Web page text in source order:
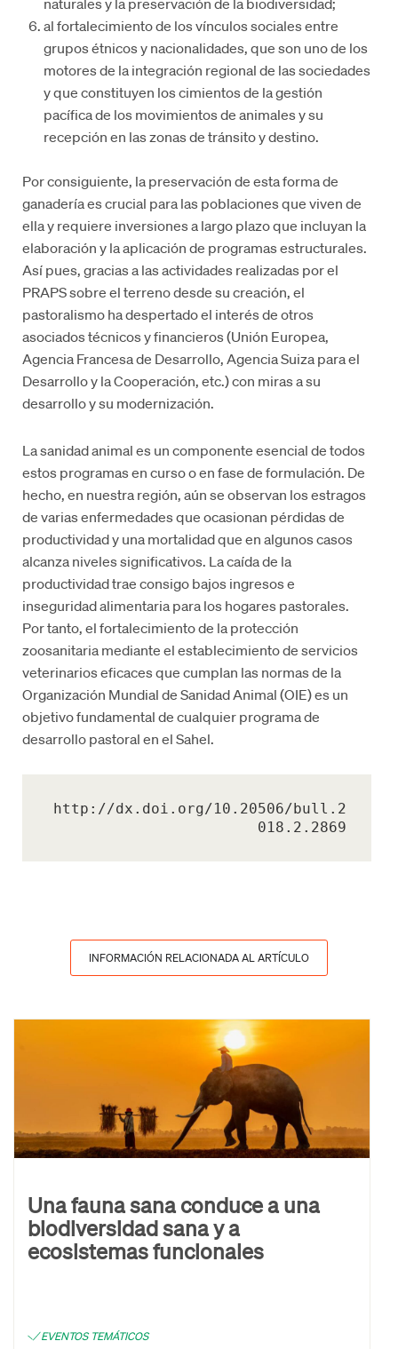
al fortalecimiento de los vínculos sociales entre
grupos étnicos y nacionalidades, que son uno de los
motores de la integración regional de las sociedades
y que constituyen los cimientos de la gestión
pacífica de los movimientos de animales y su
recepción en las zonas de tránsito y destino.
Por consiguiente, la preservación de esta forma de
ganadería es crucial para las poblaciones que viven de
ella y requiere inversiones a largo plazo que incluyan la
elaboración y la aplicación de programas estructurales.
Así pues, gracias a las actividades realizadas por el
PRAPS sobre el terreno desde su creación, el
pastoralismo ha despertado el interés de otros
asociados técnicos y financieros (Unión Europea,
Agencia Francesa de Desarrollo, Agencia Suiza para el
Desarrollo y la Cooperación, etc.) con miras a su
desarrollo y su modernización.
La sanidad animal es un componente esencial de todos
estos programas en curso o en fase de formulación. De
hecho, en nuestra región, aún se observan los estragos
de varias enfermedades que ocasionan pérdidas de
productividad y una mortalidad que en algunos casos
alcanza niveles significativos. La caída de la
productividad trae consigo bajos ingresos e
inseguridad alimentaria para los hogares pastorales.
Por tanto, el fortalecimiento de la protección
zoosanitaria mediante el establecimiento de servicios
veterinarios eficaces que cumplan las normas de la
Organización Mundial de Sanidad Animal (OIE) es un
objetivo fundamental de cualquier programa de
desarrollo pastoral en el Sahel.
http://dx.doi.org/10.20506/bull.2
018.2.2869
INFORMACIÓN RELACIONADA AL ARTÍCULO
Una fauna sana conduce a una
biodiversidad sana y a
ecosistemas funcionales
EVENTOS TEMÁTICOS